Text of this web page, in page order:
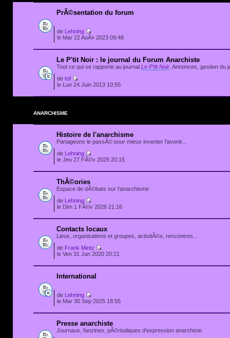
PrÃ©sentation du forum
de
Lehning
le Mar 22 AoÃ» 2023 09:48
Le P'tit Noir : le journal du Forum Anarchiste
Tout ce qui se rapporte au journal Le P'tit Noir . Annonces, gestion du
de tof
le Lun 24 Juin 2013 10:55
ANARCHISME
Histoire de l'anarchisme
Partageons le passÃ© pour mieux inventer l'avenir...
de
Lehning
le Jeu 27 FÃ©v 2025 20:15
ThÃ©ories
Espace de dÃ©bats sur l'anarchisme
de
Lehning
le Dim 1 FÃ©v 2026 21:16
Contacts locaux
Lieux, organisations et groupes, activitÃ©s, rencontres...
de Frank Mintz
le Ven 31 Jan 2020 20:21
International
de
Lehning
le Mar 30 Sep 2025 18:55
Presse anarchiste
Journaux, fanzines, pÃ©riodiques d'expression anarchiste